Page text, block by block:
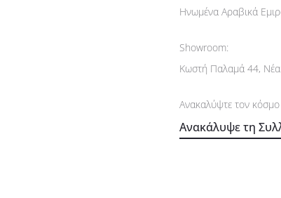
Ηνωμένα Αραβικά
Showroom:
Κωστή Παλαμά 44,
Ανακαλύψτε τον
Ανακάλυψε τη